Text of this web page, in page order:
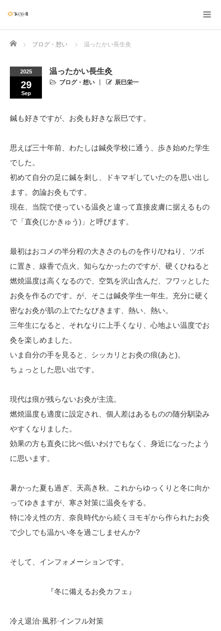
Home ブログ・想い 温ったかい長生灸
2025
29
Sep
温ったかい長生灸
ブログ・想い 辰巳栄一
鍼も好きですが、お灸も好きな辰巳です。
思えば三十年前、わたしは鍼灸学校に通う、歩き始めた学生
でした。
初めて自分の足に鍼を刺し、ドキマギしていたのを思い出し
ます。勿論お灸もです。
現在、当院で使っている温灸と違って直接皮膚に据えるもの
で「直灸(じかきゅう)」と呼びます。
最初はおコメの半分程の大きさのものを作り/ひねり、ツボ
に置き、線香で点火。知らなかったのですが、硬くひねると
燃焼温度は高くなるので、空気を沢山含んだ、フワッとした
お灸を作るのです。が、そこは鍼灸学生一年生。充分に硬く
密なお灸が肌の上でたなびきます、熱い、熱い。
三年生になると、それなりに上手くなり、心地よい温度でお
灸を楽しめました。
いま自分の手を見ると、シッカリとお灸の痕(あと)。
ちょっとした思い出です。
現代は痕が残らないお灸が主流。
燃焼温度も適度に設定され、個人差はあるものの随分馴染み
やすくなりました。
効果の方も直灸に比べ低いわけでもなく、身近になったよう
に思います。
暑かった夏も過ぎ、天高き秋。これからゆっくりと冬に向か
ってゆきますが、寒さ対策に温灸をする。
特に冷え性の方、奈良時代から続くヨモギから作られたお灸
で少しでも温かい冬を過ごしませんか?
そして、インフォメーションです。
『冬に備えるお灸カフェ』
冷え退治·風邪·インフル対策